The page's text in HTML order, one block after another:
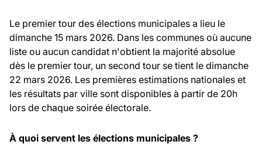
Le premier tour des élections municipales a lieu le
dimanche 15 mars 2026. Dans les communes où aucune
liste ou aucun candidat n'obtient la majorité absolue
dès le premier tour, un second tour se tient le dimanche
22 mars 2026. Les premières estimations nationales et
les résultats par ville sont disponibles à partir de 20h
lors de chaque soirée électorale.
À quoi servent les élections municipales ?